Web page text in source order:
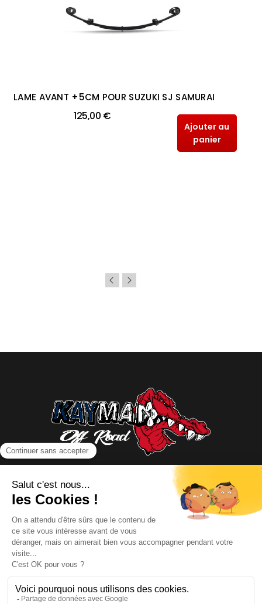
LAME AVANT +5CM POUR SUZUKI SJ SAMURAI
125,00 €
Ajouter au
panier
NOUS CONTACTER
INFORMATIONS
NOS PARTENAIRES
HORAIRES D'OUVERTURE